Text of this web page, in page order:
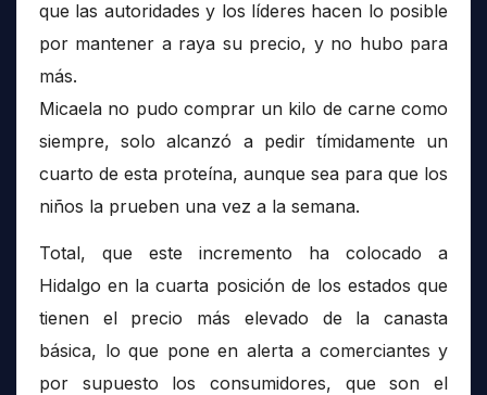
que las autoridades y los líderes hacen lo posible
por mantener a raya su precio, y no hubo para
más.
Micaela no pudo comprar un kilo de carne como
siempre, solo alcanzó a pedir tímidamente un
cuarto de esta proteína, aunque sea para que los
niños la prueben una vez a la semana.
Total, que este incremento ha colocado a
Hidalgo en la cuarta posición de los estados que
tienen el precio más elevado de la canasta
básica, lo que pone en alerta a comerciantes y
por supuesto los consumidores, que son el